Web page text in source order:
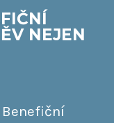
NEJEN